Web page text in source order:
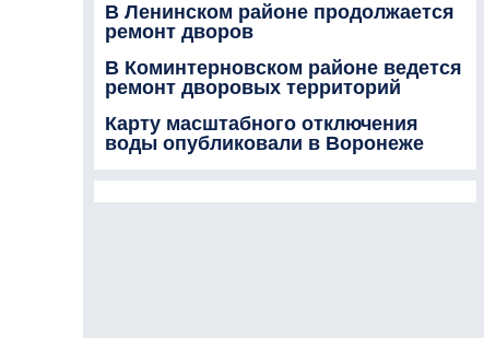
В Ленинском районе продолжается
ремонт дворов
В Коминтерновском районе ведется
ремонт дворовых территорий
Карту масштабного отключения
воды опубликовали в Воронеже